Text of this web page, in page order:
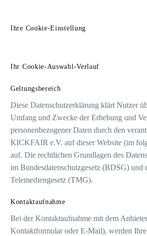
Ihre Cookie-Einstellung
Ihr Cookie-Auswahl-Verlauf
Geltungsbereich
Diese Datenschutzerklärung klärt Nutzer
Umfang und Zwecke der Erhebung und
personenbezogener Daten durch den
KICKFAIR e.V. auf dieser Website (im
auf. Die rechtlichen Grundlagen des
im Bundesdatenschutzgesetz (BDSG) und
Telemediengesetz (TMG).
Kontaktaufnahme
Bei der Kontaktaufnahme mit dem
Kontaktformular oder E-Mail), werden